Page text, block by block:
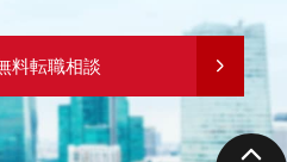
料転職相談